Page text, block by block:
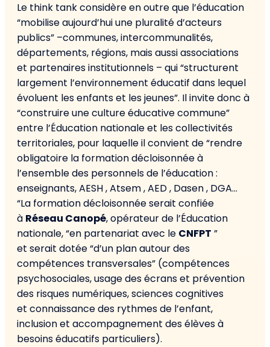
Le think tank considère en outre que l’éducation
“mobilise aujourd’hui une pluralité d’acteurs
publics” –communes, intercommunalités,
départements, régions, mais aussi associations
et partenaires institutionnels – qui “structurent
largement l’environnement éducatif dans lequel
évoluent les enfants et les jeunes”. Il invite donc à
“construire une culture éducative commune”
entre l’Éducation nationale et les collectivités
territoriales, pour laquelle il convient de “rendre
obligatoire la formation décloisonnée à
l’ensemble des personnels de l’éducation :
enseignants, AESH , Atsem , AED , Dasen , DGA…
“La formation décloisonnée serait confiée
à Réseau Canopé, opérateur de l’Éducation
nationale, “en partenariat avec le CNFPT ”
et serait dotée “d’un plan autour des
compétences transversales” (compétences
psychosociales, usage des écrans et prévention
des risques numériques, sciences cognitives
et connaissance des rythmes de l’enfant,
inclusion et accompagnement des élèves à
besoins éducatifs particuliers).